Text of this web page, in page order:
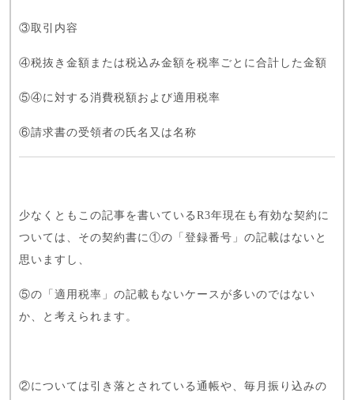
③取引内容
④税抜き金額または税込み金額を税率ごとに合計した金額
⑤④に対する消費税額および適用税率
⑥請求書の受領者の氏名又は名称
少なくともこの記事を書いているR3年現在も有効な契約に
ついては、その契約書に①の「登録番号」の記載はないと
思いますし、
⑤の「適用税率」の記載もないケースが多いのではない
か、と考えられます。
②については引き落とされている通帳や、毎月振り込みの